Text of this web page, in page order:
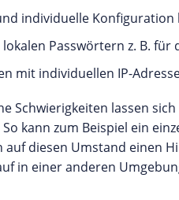
individuelle
Passwörtern z. B.
mit individuellen IP-
Schwierigkeiten lassen
kann zum Beispiel ein
diesen Umstand einen
in einer anderen